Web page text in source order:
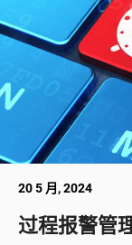
20 5 月, 2024
过程报警管